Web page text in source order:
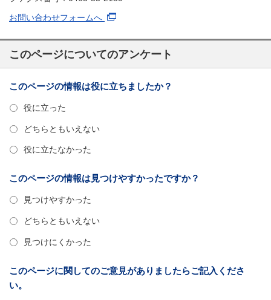
お問い合わせフォームへ
このページについてのアンケート
このページの情報は役に立ちましたか？
役に立った
どちらともいえない
役に立たなかった
このページの情報は見つけやすかったですか？
見つけやすかった
どちらともいえない
見つけにくかった
このページに関してのご意見がありましたらご記入くださ
い。